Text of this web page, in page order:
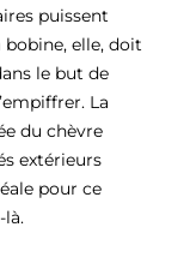
puissent
bobine, elle, doit
le but de
La
du chèvre
extérieurs
pour ce
là.